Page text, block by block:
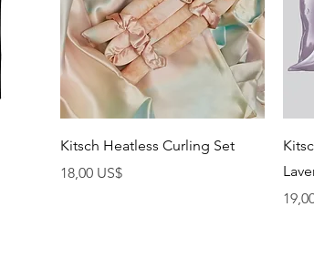
Vista rápida
Kitsch Heatless Curling Set
Precio
18,00 US$